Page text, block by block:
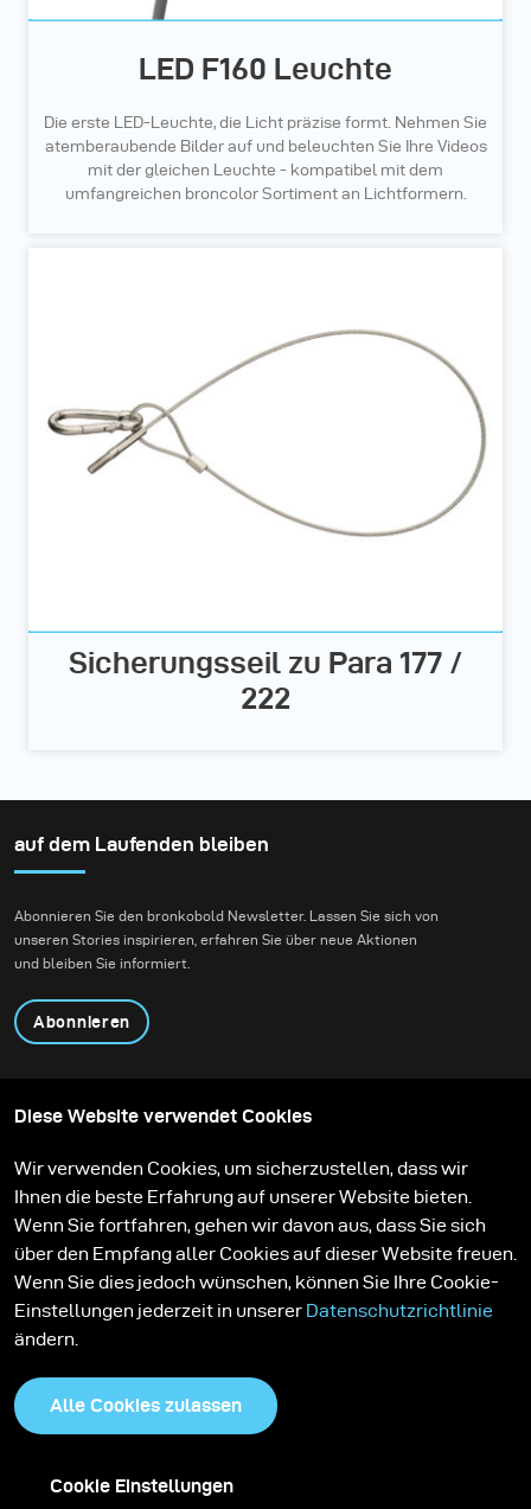
LED F160 Leuchte
Die erste LED-Leuchte, die Licht präzise formt. Nehmen Sie
atemberaubende Bilder auf und beleuchten Sie Ihre Videos
mit der gleichen Leuchte - kompatibel mit dem
umfangreichen broncolor Sortiment an Lichtformern.
Sicherungsseil zu Para 177 /
222
auf dem Laufenden bleiben
Abonnieren Sie den bronkobold Newsletter. Lassen Sie sich von
unseren Stories inspirieren, erfahren Sie über neue Aktionen
und bleiben Sie informiert.
Abonnieren
Produkte
Content teilen
Stories
Aktionen
Feedback
Lernen
Service
Kontakt
Karriere
Diese Website verwendet Cookies
Wir verwenden Cookies, um sicherzustellen, dass wir
Ihnen die beste Erfahrung auf unserer Website bieten.
Wenn Sie fortfahren, gehen wir davon aus, dass Sie sich
über den Empfang aller Cookies auf dieser Website freuen.
Wenn Sie dies jedoch wünschen, können Sie Ihre Cookie-
Einstellungen jederzeit in unserer Datenschutzrichtlinie
ändern.
Alle Cookies zulassen
Cookie Einstellungen